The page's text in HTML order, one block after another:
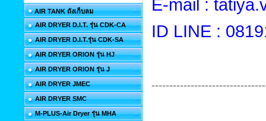
AIR TANK ถังเก็บลม
AIR DRYER D.I.T. รุ่น CDK-CA
AIR DRYER D.I.T.รุ่น CDK-SA
AIR DRYER ORION รุ่น HJ
AIR DRYER ORION รุ่น J
AIR DRYER JMEC
AIR DRYER SMC
M-PLUS-Air Dryer รุ่น MHA
E-mail :
ID LINE :